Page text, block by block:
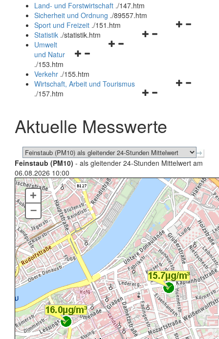
und
schließen
Land- und Forstwirtschaft ./147.htm
Sicherheit und Ordnung ./89557.htm
Navigationsmenü
Sport und Freizeit ./151.htm
Navigationsmenü
Statistik ./statistik.htm
Navigationsmenü
und
schließen
Umwelt
und Natur
./153.htm
Verkehr ./155.htm
Navigationsmenü
schließen
Wirtschaft, Arbeit und Tourismus
./157.htm
Aktuelle Messwerte
Feinstaub (PM10) - als gleitender 24-Stunden Mittelwert am
06.08.2026 10:00
+
–